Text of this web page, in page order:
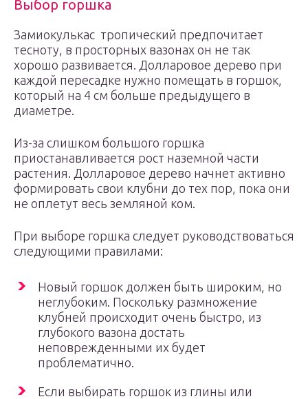
Выбор горшка
Замиокулькас тропический предпочитает
тесноту, в просторных вазонах он не так
хорошо развивается. Долларовое дерево при
каждой пересадке нужно помещать в горшок,
который на 4 см больше предыдущего в
диаметре.
Из-за слишком большого горшка
приостанавливается рост наземной части
растения. Долларовое дерево начнет активно
формировать свои клубни до тех пор, пока они
не оплетут весь земляной ком.
При выборе горшка следует руководствоваться
следующими правилами:
Новый горшок должен быть широким, но
неглубоким. Поскольку размножение
клубней происходит очень быстро, из
глубокого вазона достать
неповрежденными их будет
проблематично.
Если выбирать горшок из глины или